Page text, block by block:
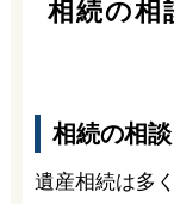
相続の相
相続の相
遺産相続は多